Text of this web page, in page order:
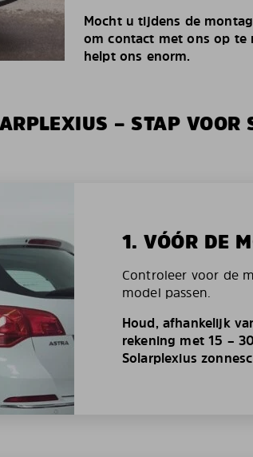
Mocht u tijdens de
om contact met ons op te
helpt ons enorm.
– STAP VOOR
1. VÓÓR DE
Controleer voor de
model passen.
Houd, afhankelijk
rekening met 15 –
Solarplexius